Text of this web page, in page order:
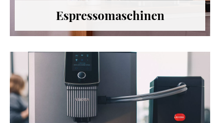
Espressomaschinen